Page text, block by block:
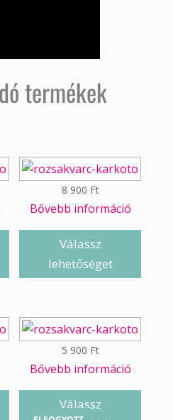
termékek
8 900 Ft
Bővebb információ
Válassz
lehetőséget
5 900 Ft
Bővebb információ
Válassz